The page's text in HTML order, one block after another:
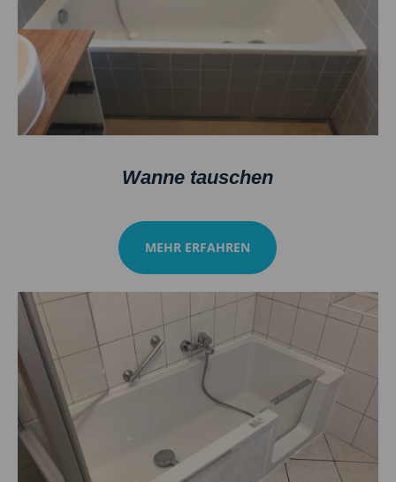
Wanne tauschen
MEHR ERFAHREN